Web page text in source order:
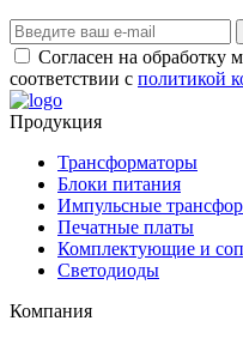
Согласен на обработку
соответствии с политикой
Продукция
Трансформаторы
Блоки питания
Импульсные
Печатные платы
Комплектующие и
Светодиоды
Компания